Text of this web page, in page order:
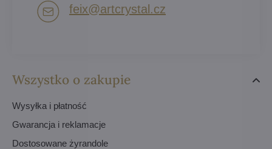
Wszystko o zakupie
Wysyłka i płatność
Gwarancja i reklamacje
Dostosowane żyrandole
feix​@artcrystal​.cz